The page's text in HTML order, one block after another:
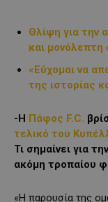
Θλίψη για την
και μονόλεπτη
«Εύχομαι να
της ιστορίας
-Η Πάφος F.C.
τελικό του
Τι σημαίνει για
ακόμη τροπαίου
«Η παρουσία της